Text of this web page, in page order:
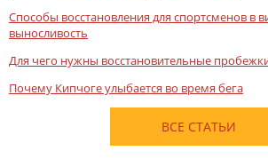
Способы восстановления для спортсменов в
выносливость
Для чего нужны восстановительные
Почему Кипчоге улыбается во время бега
ВСЕ СТАТЬИ